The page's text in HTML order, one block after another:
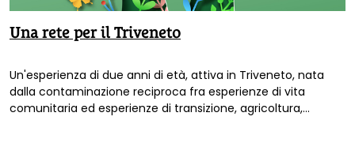
Una rete per il Triveneto
Un'esperienza di due anni di età, attiva in Triveneto, nata
dalla contaminazione reciproca fra esperienze di vita
comunitaria ed esperienze di transizione, agricoltura,